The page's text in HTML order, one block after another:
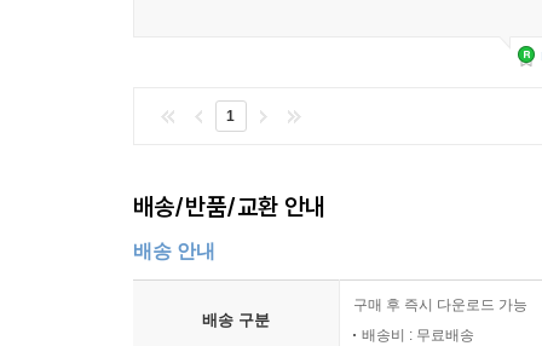
1
배송/반품/교환 안내
배송 안내
배송 구분
구매 후 즉시 다운로드 가능
배송비 : 무료배송